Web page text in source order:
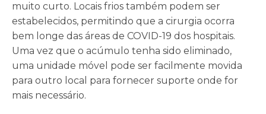
muito curto. Locais frios também podem ser
estabelecidos, permitindo que a cirurgia ocorra
bem longe das áreas de COVID-19 dos hospitais.
Uma vez que o acúmulo tenha sido eliminado,
uma unidade móvel pode ser facilmente movida
para outro local para fornecer suporte onde for
mais necessário.